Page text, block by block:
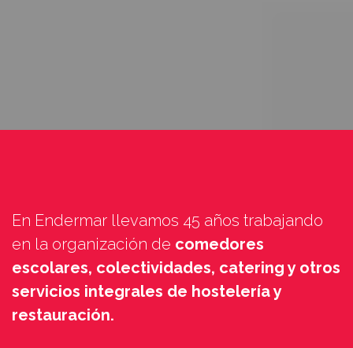
En Endermar llevamos 45 años trabajando
en la organización de comedores
escolares, colectividades, catering y otros
servicios integrales de hostelería y
restauración.